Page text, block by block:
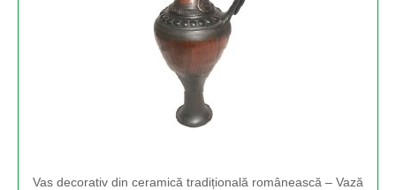
Vas decorativ din ceramică tradițională românească – Vază